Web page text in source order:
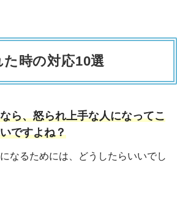
時の対応10選
ら、怒られ上手な人になってこ
ですよね？
なるためには、どうしたらいいでし